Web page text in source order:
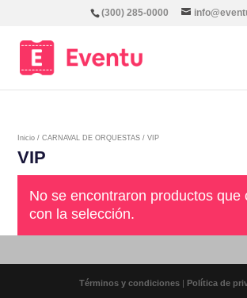
(300) 285-0000
Inicio /CARNAVAL DE ORQUESTAS / VIP
VIP
No se encontraron productos que
con la selección.
Términos y condiciones | Política de